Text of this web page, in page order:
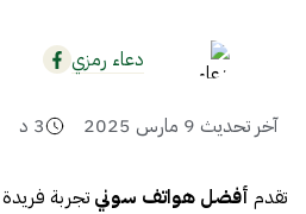
دعاء رمزي
آخر تحديث 9 مارس 2025 3 د
تقدم أفضل هواتف سوني تجربة